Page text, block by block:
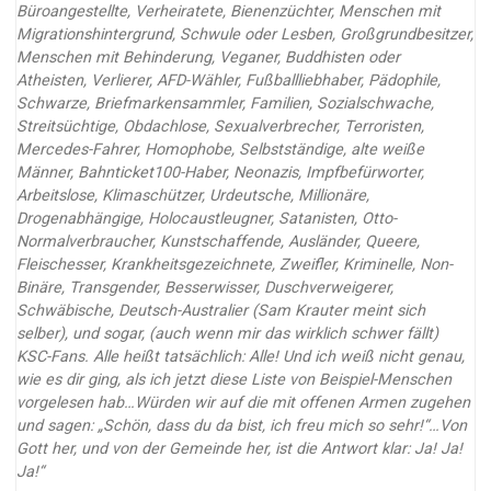
Büroangestellte, Verheiratete, Bienenzüchter, Menschen mit
Migrationshintergrund, Schwule oder Lesben, Großgrundbesitzer,
Menschen mit Behinderung, Veganer, Buddhisten oder
Atheisten, Verlierer, AFD-Wähler, Fußballliebhaber, Pädophile,
Schwarze, Briefmarkensammler, Familien, Sozialschwache,
Streitsüchtige, Obdachlose, Sexualverbrecher, Terroristen,
Mercedes-Fahrer, Homophobe, Selbstständige, alte weiße
Männer, Bahnticket100-Haber, Neonazis, Impfbefürworter,
Arbeitslose, Klimaschützer, Urdeutsche, Millionäre,
Drogenabhängige, Holocaustleugner, Satanisten, Otto-
Normalverbraucher, Kunstschaffende, Ausländer, Queere,
Fleischesser, Krankheitsgezeichnete, Zweifler, Kriminelle, Non-
Binäre, Transgender, Besserwisser, Duschverweigerer,
Schwäbische, Deutsch-Australier (Sam Krauter meint sich
selber), und sogar, (auch wenn mir das wirklich schwer fällt)
KSC-Fans. Alle heißt tatsächlich: Alle! Und ich weiß nicht genau,
wie es dir ging, als ich jetzt diese Liste von Beispiel-Menschen
vorgelesen hab…Würden wir auf die mit offenen Armen zugehen
und sagen: „Schön, dass du da bist, ich freu mich so sehr!“…Von
Gott her, und von der Gemeinde her, ist die Antwort klar: Ja! Ja!
Ja!“